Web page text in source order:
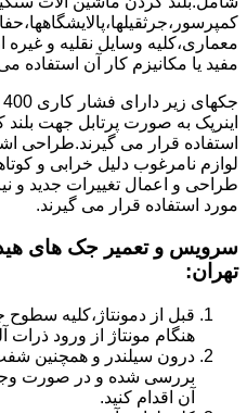
معماری،کلیه وسایل نقلیه و غیره
مفید یا مکانیزم کار آن استفاده
اینرپک به صورت پرتابل جهت
استفاده قرار می گیرند.طراحی
لوازم نامرغوب دلیل خرابی و
طراحی و اعمال تغییرات جدید و
مورد استفاده قرار می گیرند.
سرویس و تعمیر جک های
تهران:
قبل از دمونتاژ،کلیه
هنگام مونتاژ از ورود
درون سیلندر و همچنین
بررسی شده و در صورت
آن اقدام کنید.